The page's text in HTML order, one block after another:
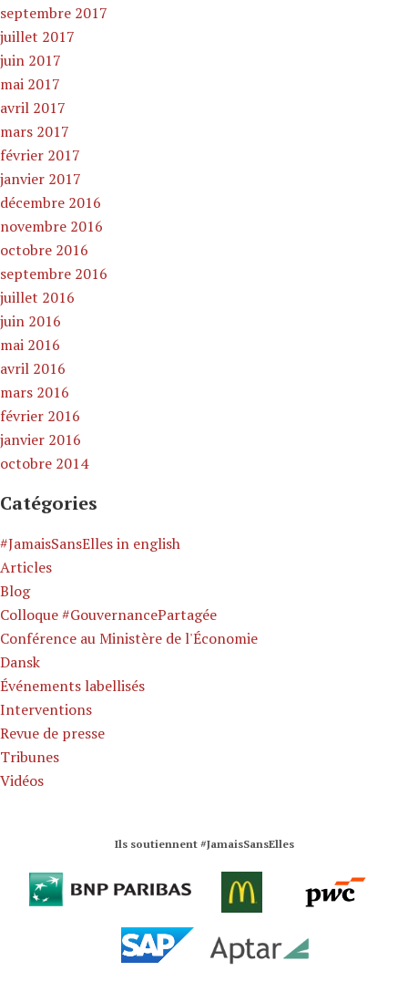
septembre 2017
juillet 2017
juin 2017
mai 2017
avril 2017
mars 2017
février 2017
janvier 2017
décembre 2016
novembre 2016
octobre 2016
septembre 2016
juillet 2016
juin 2016
mai 2016
avril 2016
mars 2016
février 2016
janvier 2016
octobre 2014
Catégories
#JamaisSansElles in english
Articles
Blog
Colloque #GouvernancePartagée
Conférence au Ministère de l'Économie
Dansk
Événements labellisés
Interventions
Revue de presse
Tribunes
Vidéos
Ils soutiennent #JamaisSansElles